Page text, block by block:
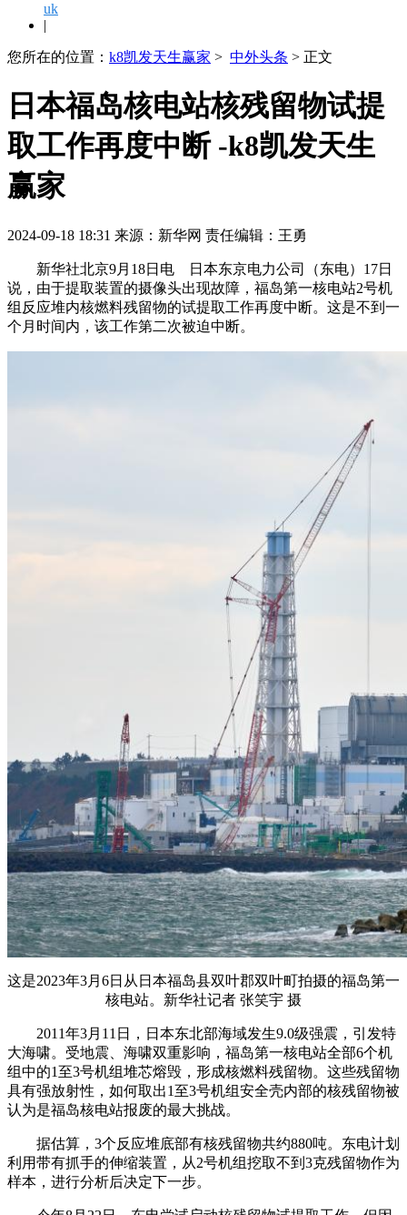
uk
|
您所在的位置： k8凯发天生赢家 > 中外头条 > 正文
日本福岛核电站核残留物试提
取工作再度中断 -k8凯发天生
赢家
2024-09-18 18:31 来源：新华网 责任编辑：王勇
新华社北京9月18日电 日本东京电力公司（东电）17日
说，由于提取装置的摄像头出现故障，福岛第一核电站2号机
组反应堆内核燃料残留物的试提取工作再度中断。这是不到一
个月时间内，该工作第二次被迫中断。
这是2023年3月6日从日本福岛县双叶郡双叶町拍摄的福岛第一
核电站。新华社记者 张笑宇 摄
2011年3月11日，日本东北部海域发生9.0级强震，引发特
大海啸。受地震、海啸双重影响，福岛第一核电站全部6个机
组中的1至3号机组堆芯熔毁，形成核燃料残留物。这些残留物
具有强放射性，如何取出1至3号机组安全壳内部的核残留物被
认为是福岛核电站报废的最大挑战。
据估算，3个反应堆底部有核残留物共约880吨。东电计划
利用带有抓手的伸缩装置，从2号机组挖取不到3克残留物作为
样本，进行分析后决定下一步。